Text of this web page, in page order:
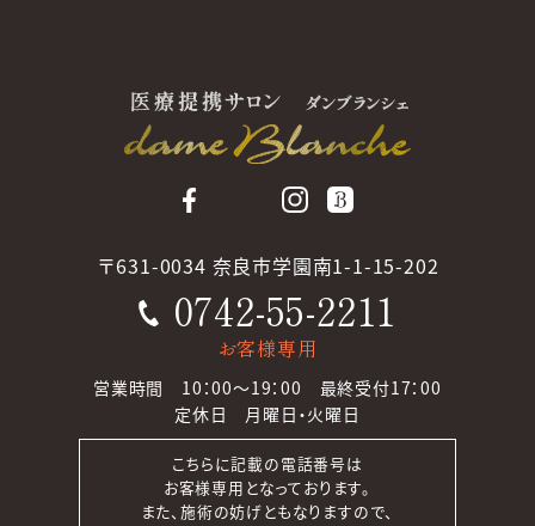
〒631-0034 奈良市学園南1-1-15-202
0742-55-2211
お客様専用
営業時間 10：00～19：00 最終受付17：00
定休日 月曜日・火曜日
こちらに記載の電話番号は
お客様専用となっております。
また、施術の妨げともなりますので、